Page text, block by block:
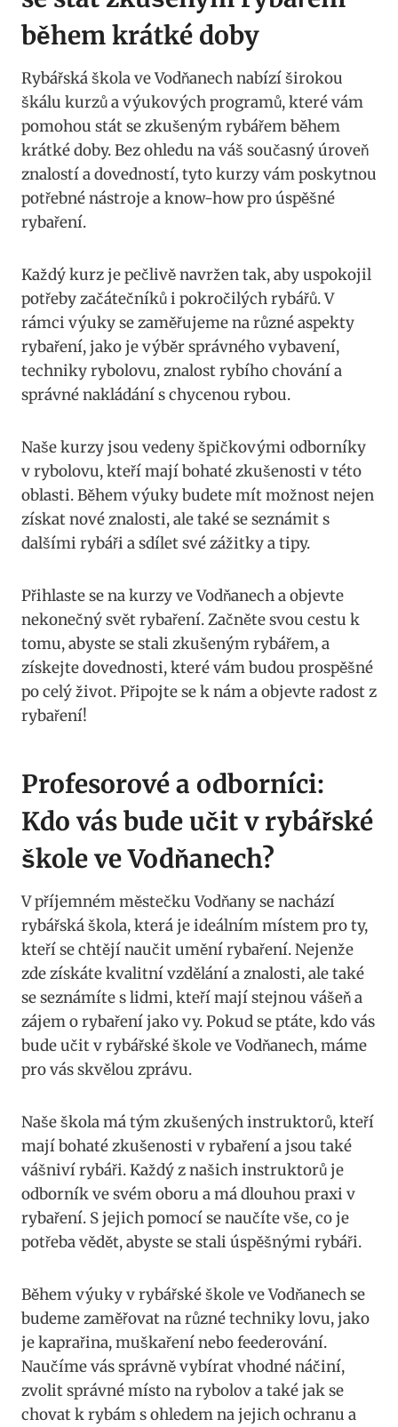
během krátké doby
Rybářská škola ve Vodňanech nabízí širokou
škálu kurzů ​a výukových ​programů, které vám
pomohou stát se zkušeným rybářem⁢ během
krátké ⁣doby. Bez ohledu na váš současný úroveň
znalostí a dovedností, tyto kurzy ‍vám poskytnou
potřebné nástroje a know-how ⁣pro úspěšné
rybaření.
Každý ‌kurz je pečlivě navržen tak, aby uspokojil
potřeby začátečníků i pokročilých rybářů. V
rámci výuky se zaměřujeme na různé aspekty
rybaření, ‌jako⁤ je výběr správného vybavení,
techniky rybolovu, znalost rybího chování a
správné nakládání s chycenou rybou.
Naše kurzy jsou ⁤vedeny špičkovými odborníky
v rybolovu, kteří mají bohaté zkušenosti v této
oblasti. Během výuky budete ​mít možnost nejen
získat nové znalosti,⁢ ale také se⁤ seznámit s
dalšími ⁢rybáři a ​sdílet své zážitky a tipy.
Přihlaste ​se na kurzy ⁤ve Vodňanech a objevte
nekonečný svět rybaření. Začněte svou cestu k‌
tomu, abyste se ⁣stali zkušeným⁤ rybářem, a
získejte dovednosti, které vám ⁤budou prospěšné
po celý život.⁣ Připojte se k​ nám a objevte radost z
rybaření!
Profesorové a odborníci:
Kdo vás bude učit v ⁣rybářské
škole ve ⁤Vodňanech?
V příjemném městečku Vodňany⁣ se nachází
rybářská ⁤škola,⁢ která je ideálním ‌místem pro ty,
kteří ⁢se chtějí naučit umění rybaření. Nejenže
zde ⁣získáte kvalitní vzdělání a ​znalosti, ⁣ale také
se seznámíte s lidmi, kteří mají stejnou vášeň a
zájem⁣ o ‍rybaření jako vy. Pokud se ptáte, kdo vás
bude učit v rybářské škole ve Vodňanech, máme
pro vás skvělou zprávu.
Naše škola má tým zkušených instruktorů, kteří
mají bohaté zkušenosti v rybaření a ‌jsou také
vášniví rybáři. Každý z našich instruktorů je
odborník ve svém‌ oboru a má dlouhou praxi v
rybaření. S jejich ‌pomocí se naučíte vše, co ⁣je
potřeba ‌vědět, ⁣abyste se stali úspěšnými ‌rybáři.
Během ‍výuky v rybářské škole⁤ ve Vodňanech se
budeme zaměřovat na různé ​techniky lovu, jako
je kaprařina,⁣ muškaření nebo feederování.
Naučíme​ vás správně vybírat vhodné náčiní,
zvolit správné⁣ místo ‍na rybolov a také jak se
chovat k rybám s ohledem na jejich ochranu a‍